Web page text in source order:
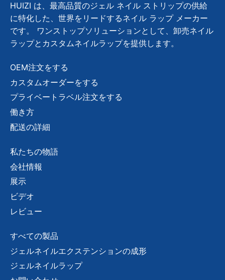
HUIZI は、最高品質のジェル ネイル ストリップの供給
に特化した、世界をリードするネイル ラップ メーカー
です。 ワンストップソリューションとして、卸売ネイル
ラップとカスタムネイルラップを提供します。
OEM注文をする
カスタムオーダーをする
プライベートラベル注文をする
働き方
配送の詳細
私たちの物語
会社情報
展示
ビデオ
レビュー
すべての製品
ジェルネイルエクステンションの成形
ジェルネイルラップ